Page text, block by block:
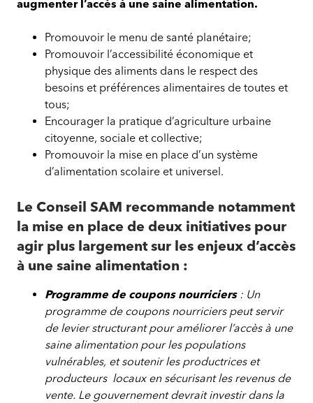
augmenter l’accès à une saine alimentation.
Promouvoir le menu de santé planétaire;
Promouvoir l’accessibilité économique et
physique des aliments dans le respect des
besoins et préférences alimentaires de toutes et
tous;
Encourager la pratique d’agriculture urbaine
citoyenne, sociale et collective;
Promouvoir la mise en place d’un système
d’alimentation scolaire et universel.
Le Conseil SAM recommande notamment
la mise en place de deux initiatives pour
agir plus largement sur les enjeux d’accès
à une saine alimentation :
Programme de coupons nourriciers: Un
programme de coupons nourriciers peut servir
de levier structurant pour améliorer l’accès à une
saine alimentation pour les populations
vulnérables, et soutenir les productrices et
producteurs locaux en sécurisant les revenus de
vente. Le gouvernement devrait investir dans la